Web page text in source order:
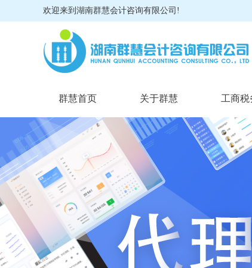
欢迎来到湖南群慧会计咨询有限公司!
群慧首页 关于群慧 工商税